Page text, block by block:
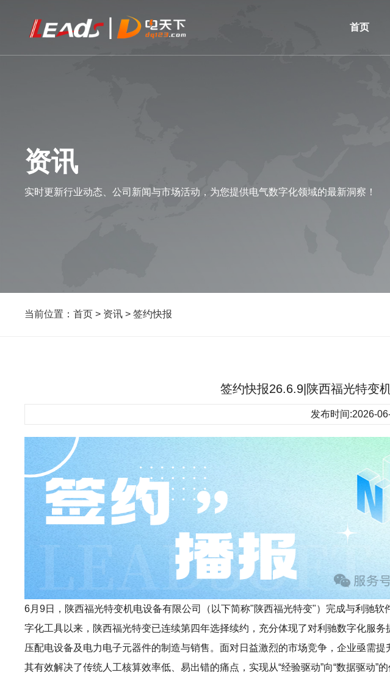
首页
资讯
实时更新行业动态、公司新闻与市场活动，为您提供电气数字化领域的最新洞察！
当前位置：首页 > 资讯 >签约快报
签约快报26.6.9|陕西福光特变
发布时间:2026-
6月9日，陕西福光特变机电设备有限公司（以下简称"陕西福光特变"）完成与利驰
字化工具以来，陕西福光特变已连续第四年选择续约，充分体现了对利驰数字化服
压配电设备及电力电子元器件的制造与销售。面对日益激烈的市场竞争，企业亟需
其有效解决了传统人工核算效率低、易出错的痛点，实现从“经验驱动”向“数据驱动